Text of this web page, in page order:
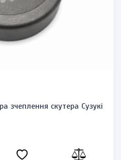
зчеплення скутера Сузукі